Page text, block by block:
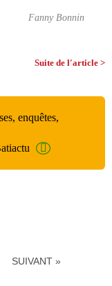
Fanny Bonnin
Suite de l'article >
enquêtes,
SUIVANT »